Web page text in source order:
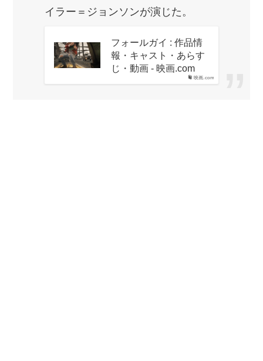
イラー＝ジョンソンが演じた。
映画.com
フォールガイ : 作品情
報・キャスト・あらす
じ・動画 - 映画.com